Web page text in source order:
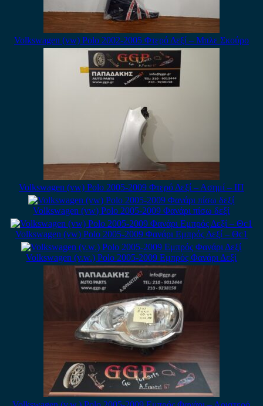
Volkswagen (vw) Polo 2002-2005 Φτερό Δεξί – Μπλε Σκούρο
Volkswagen (vw) Polo 2005-2009 Φτερό Δεξί – Ασημί – ΙΠ
Volkswagen (vw) Polo 2005-2009 Φανάρι πίσω δεξί
Volkswagen (vw) Polo 2005-2009 Φανάρι Εμπρός Δεξί – Θc1
Volkswagen (v.w.) Polo 2005-2009 Εμπρός Φανάρι Δεξί